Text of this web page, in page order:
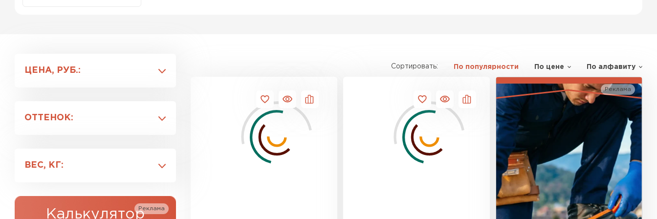
ЦЕНА, РУБ.:
ОТТЕНОК:
белый
ВЕС, КГ:
0.15
Реклама
Калькулятор
Сортировать: По популярности По цене По алфавиту
Реклама